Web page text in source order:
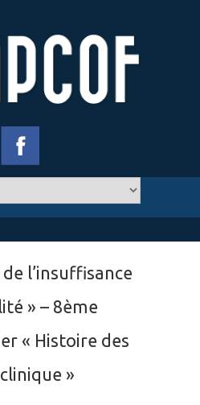
l’insuffisance
» – 8ème
« Histoire des
»